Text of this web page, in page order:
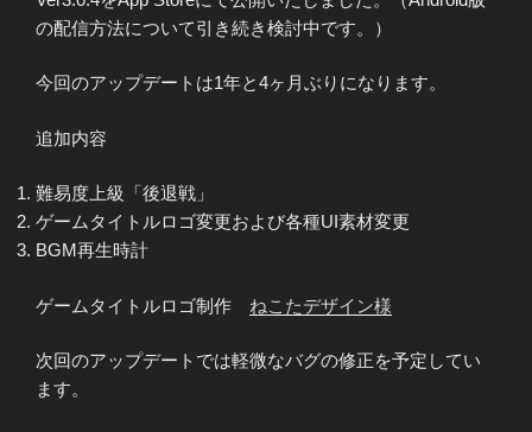
の配信方法について引き続き検討中です。）
今回のアップデートは1年と4ヶ月ぶりになります。
追加内容
難易度上級「後退戦」
ゲームタイトルロゴ変更および各種UI素材変更
BGM再生時計
ゲームタイトルロゴ制作 ねこたデザイン様
次回のアップデートでは軽微なバグの修正を予定してい
ます。